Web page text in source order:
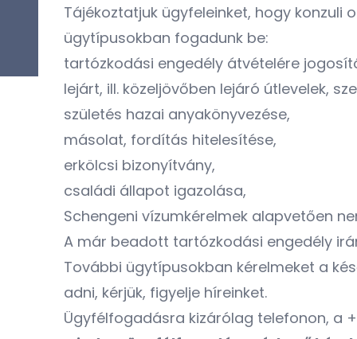
Tájékoztatjuk ügyfeleinket, hogy konzuli
ügytípusokban fogadunk be:
tartózkodási engedély átvételére
lejárt, ill. közeljövőben lejáró útlevelek,
születés hazai anyakönyvezése,
másolat, fordítás hitelesítése,
erkölcsi bizonyítvány,
családi állapot igazolása,
Schengeni vízumkérelmek alapvetően
A már beadott tartózkodási engedély
További ügytípusokban kérelmeket a
adni, kérjük, figyelje híreinket.
Ügyfélfogadásra kizárólag telefonon, a